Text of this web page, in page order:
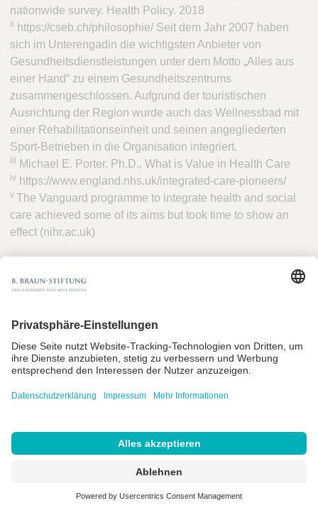
nationwide survey. Health Policy. 2018
ii https://cseb.ch/philosophie/ Seit dem Jahr 2007 haben
sich im Unterengadin die wichtigsten Anbieter von
Gesundheitsdienstleistungen unter dem Motto „Alles aus
einer Hand“ zu einem Gesundheitszentrums
zusammengeschlossen. Aufgrund der touristischen
Ausrichtung der Region wurde auch das Wellnessbad mit
einer Rehabilitationseinheit und seinen angegliederten
Sport-Betrieben in die Organisation integriert.
iii Michael E. Porter, Ph.D., What is Value in Health Care
iv https://www.england.nhs.uk/integrated-care-pioneers/
v The Vanguard programme to integrate health and social
care achieved some of its aims but took time to show an
effect (nihr.ac.uk)
F
o
S
Impressum
Copyright B. Braun Stiftung